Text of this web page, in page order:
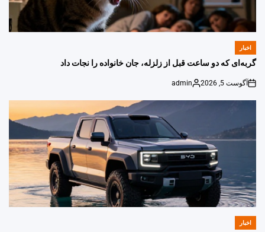
POSTED
IN
اخبار
گربه‌ای که دو ساعت قبل از زلزله، جان خانواده را نجات داد
on
آگوست 5, 2026
Posted
admin
POSTED
اخبار